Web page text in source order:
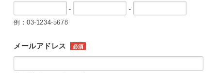
-
-
例：03-1234-5678
メールアドレス 必須